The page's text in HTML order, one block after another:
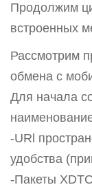
Продолжим
встроенных
Рассмотрим
обмена с
Для начала
-URl
удобства
-Пакеты